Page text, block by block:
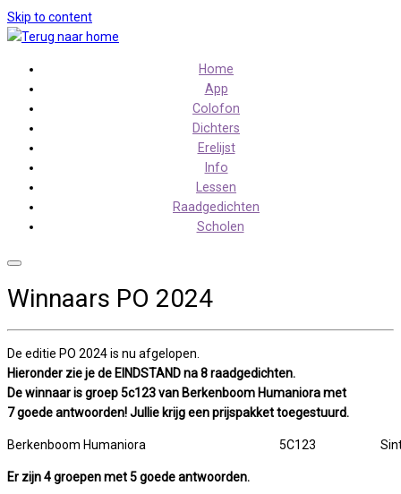
Skip to content
Home
App
Colofon
Dichters
Erelijst
Info
Lessen
Raadgedichten
Scholen
Winnaars PO 2024
De editie PO 2024 is nu afgelopen.
Hieronder zie je de EINDSTAND na 8 raadgedichten.
De winnaar is groep 5c123 van Berkenboom Humaniora met
7 goede antwoorden! Jullie krijg een prijspakket toegestuurd.
Berkenboom Humaniora 5C123
Er zijn 4 groepen met 5 goede antwoorden.